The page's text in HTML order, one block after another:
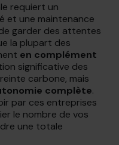
requiert un
et une maintenance
garder des attentes
la plupart des
en complément
significative des
carbone, mais
complète.
par ces entreprises
le nombre de vos
une totale